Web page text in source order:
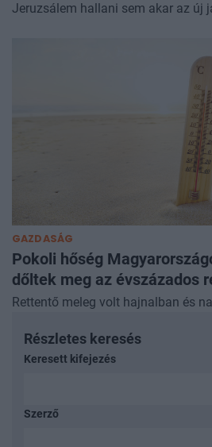
Jeruzsálem hallani sem akar az új
GAZDASÁG
Pokoli hőség
dőltek meg az évszázados
Rettentő meleg volt hajnalban és
Részletes keresés
Keresett kifejezés
Szerző